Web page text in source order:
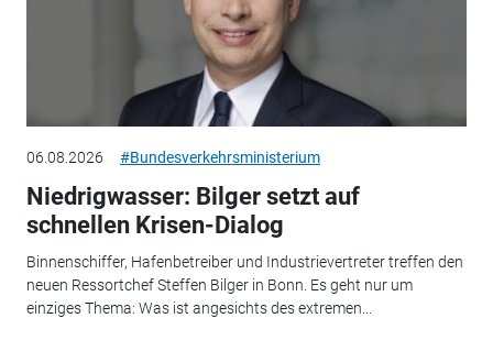
06.08.2026 #Bundesverkehrsministerium
Niedrigwasser: Bilger setzt auf
schnellen Krisen-Dialog
Binnenschiffer, Hafenbetreiber und Industrievertreter treffen den
neuen Ressortchef Steffen Bilger in Bonn. Es geht nur um
einziges Thema: Was ist angesichts des extremen...